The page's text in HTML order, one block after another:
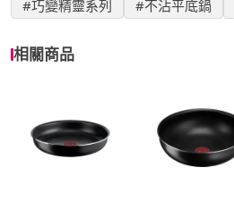
#巧變精靈系列 #不沾平底鍋
相關商品